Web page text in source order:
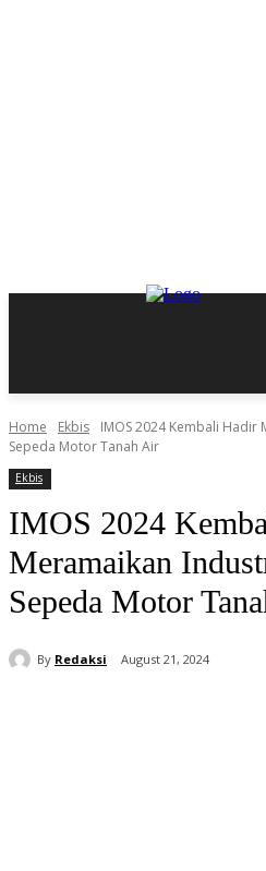
Home Ekbis
IMOS 2024 Kembali Hadir
Sepeda Motor Tanah Air
Ekbis
IMOS 2024
Meramaikan
Sepeda Motor
By Redaksi August 21, 2024